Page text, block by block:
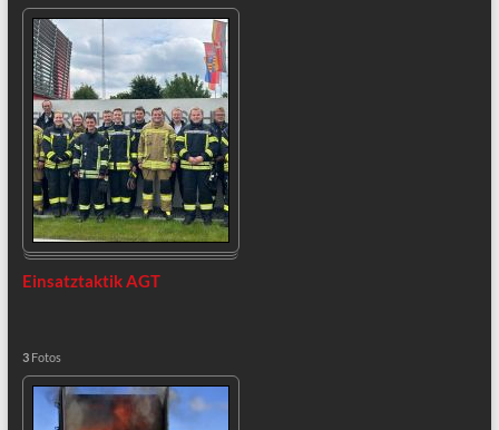
Einsatztaktik AGT
3Fotos